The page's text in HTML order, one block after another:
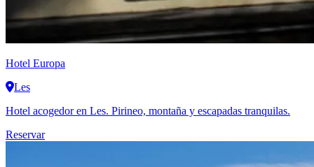
Hotel Europa
Les
Hotel acogedor en Les. Pirineo, montaña y escapadas tranquilas.
Reservar